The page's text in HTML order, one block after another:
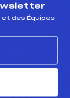
et des Équipes